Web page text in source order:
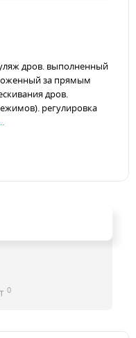
дров. выполненный
за прямым
дров.
регулировка
0